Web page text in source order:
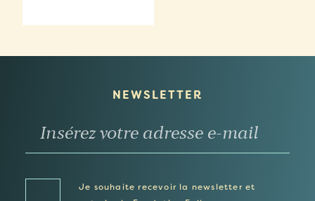
NEWSLETTER
Je souhaite recevoir la newsletter et